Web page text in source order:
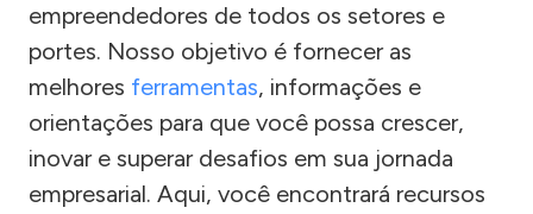
empreendedores de todos os setores e
portes. Nosso objetivo é fornecer as
melhores ferramentas, informações e
orientações para que você possa crescer,
inovar e superar desafios em sua jornada
empresarial. Aqui, você encontrará recursos